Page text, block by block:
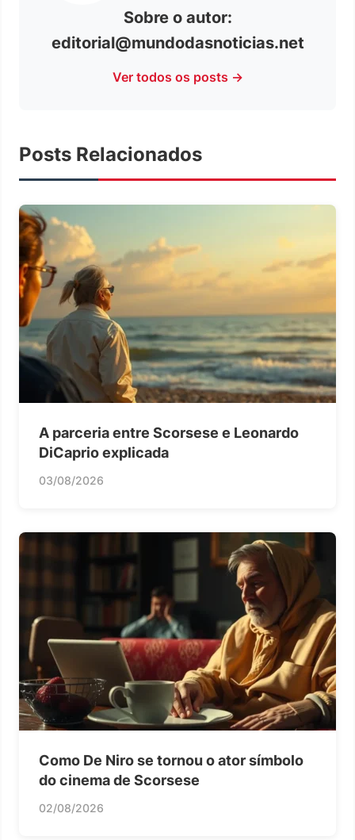
Sobre o autor:
editorial@mundodasnoticias.net
Ver todos os posts →
Posts Relacionados
A parceria entre Scorsese e Leonardo
DiCaprio explicada
03/08/2026
Como De Niro se tornou o ator símbolo
do cinema de Scorsese
02/08/2026